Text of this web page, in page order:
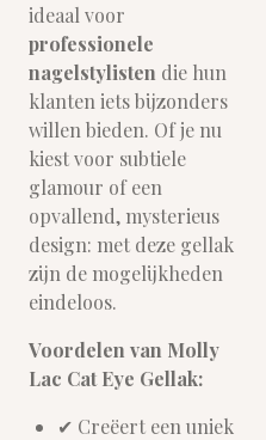
ideaal voor
professionele
nagelstylisten die hun
klanten iets bijzonders
willen bieden. Of je nu
kiest voor subtiele
glamour of een
opvallend, mysterieus
design: met deze gellak
zijn de mogelijkheden
eindeloos.
Voordelen van Molly
Lac Cat Eye Gellak:
✔ Creëert een uniek